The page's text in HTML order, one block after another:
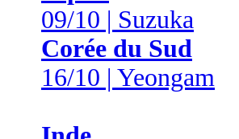
09/10 | Suzuka
Corée du Sud
16/10 | Yeongam